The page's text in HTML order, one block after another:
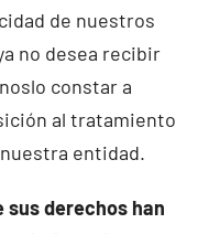
de nuestros
no desea recibir
constar a
al tratamiento
entidad.
sus derechos han